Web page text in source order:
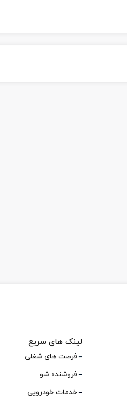
لینک های سریع
فرصت های شغلی
فروشنده شو
خدمات خودرویی